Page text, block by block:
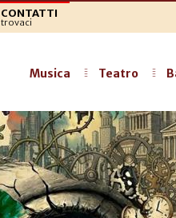
CONTATTI
trovaci
Musica Teatro